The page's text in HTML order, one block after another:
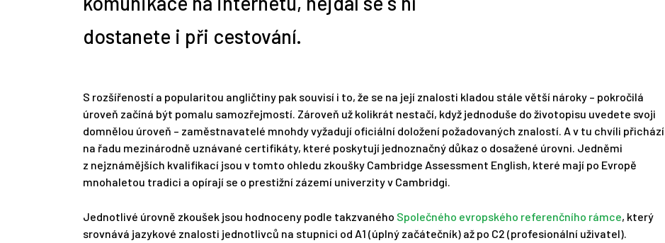
dostanete i při cestování.
S rozšířeností a popularitou angličtiny pak souvisí i to, že se na její znalosti kladou stále větší nároky – pokročilá
úroveň začíná být pomalu samozřejmostí. Zároveň už kolikrát nestačí, když jednoduše do životopisu uvedete svoji
domnělou úroveň – zaměstnavatelé mnohdy vyžadují oficiální doložení požadovaných znalostí. A v tu chvíli přichází
na řadu mezinárodně uznávané certifikáty, které poskytují jednoznačný důkaz o dosažené úrovni. Jedněmi
z nejznámějších kvalifikací jsou v tomto ohledu zkoušky Cambridge Assessment English, které mají po Evropě
mnohaletou tradici a opírají se o prestižní zázemí univerzity v Cambridgi.
Jednotlivé úrovně zkoušek jsou hodnoceny podle takzvaného Společného evropského referenčního rámce, který
srovnává jazykové znalosti jednotlivců na stupnici od A1 (úplný začátečník) až po C2 (profesionální uživatel).